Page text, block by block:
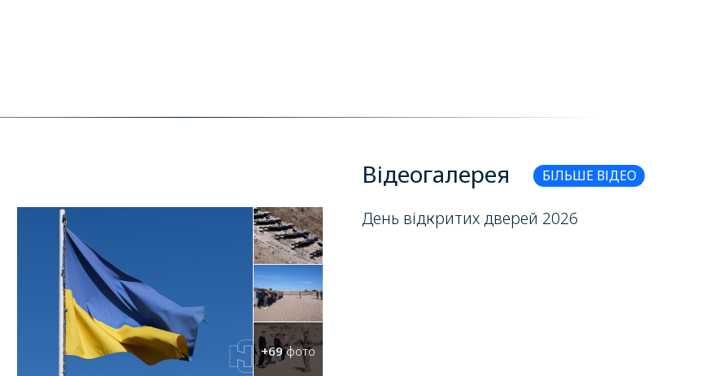
+69фото
Відеогалерея БІЛЬШЕ ВІДЕО
День відкритих дверей 2026